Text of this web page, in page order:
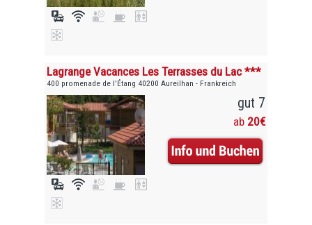
Lagrange Vacances Les Terrasses du Lac ***
400 promenade de l’Étang 40200 Aureilhan - Frankreich
gut 7
ab 20€